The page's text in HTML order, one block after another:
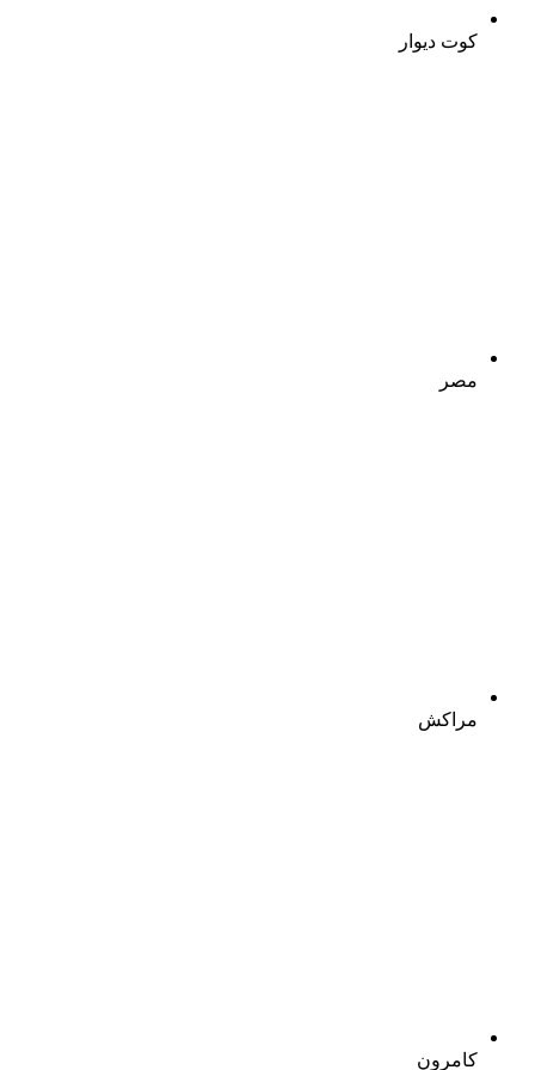
کوت دیوار
مصر
مراکش
کامرون